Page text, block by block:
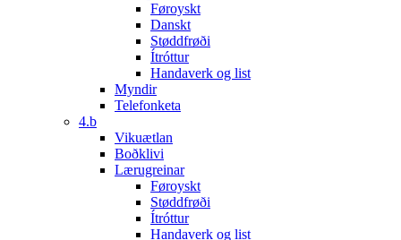
Føroyskt
Danskt
Støddfrøði
Ítróttur
Handaverk og list
Myndir
Telefonketa
4.b
Vikuætlan
Boðklivi
Lærugreinar
Føroyskt
Støddfrøði
Ítróttur
Handaverk og list